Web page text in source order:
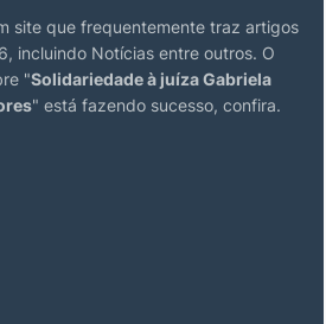
site que frequentemente traz artigos
incluindo Notícias entre outros. O
"Solidariedade à juíza Gabriela
" está fazendo sucesso, confira.